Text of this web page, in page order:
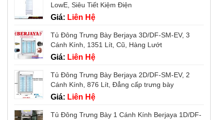
LowE, Siêu Tiết Kiệm Điện
Giá: Liên Hệ
Tủ Đông Trưng Bày Berjaya 3D/DF-SM-EV, 3
Cánh Kính, 1351 Lít, Cũ, Hàng Lướt
Giá: Liên Hệ
Tủ Đông Trưng Bày Berjaya 2D/DF-SM-EV, 2
Cánh Kính, 876 Lít, Đẳng cấp trưng bày
Giá: Liên Hệ
Tủ Đông Trưng Bày 1 Cánh Kính Berjaya 1D/DF-